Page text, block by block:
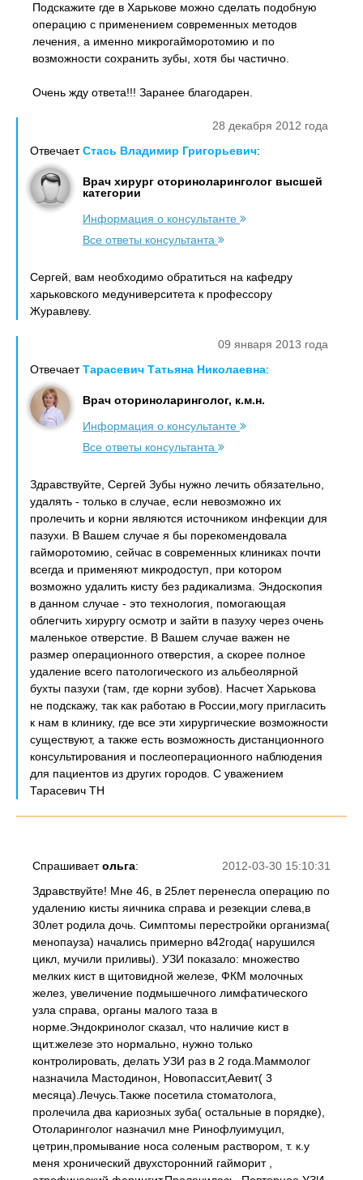
Подскажите где в Харькове можно сделать подобную
операцию с применением современных методов
лечения, а именно микрогайморотомию и по
возможности сохранить зубы, хотя бы частично.
Очень жду ответа!!! Заранее благодарен.
28 декабря 2012 года
ОтвечаетСтась Владимир Григорьевич:
Врач хирург оториноларинголог высшей
категории
Информация о консультанте
Все ответы консультанта
Сергей, вам необходимо обратиться на кафедру
харьковского медуниверситета к профессору
Журавлеву.
09 января 2013 года
ОтвечаетТарасевич Татьяна Николаевна:
Врач оториноларинголог, к.м.н.
Информация о консультанте
Все ответы консультанта
Здравствуйте, Сергей Зубы нужно лечить обязательно,
удалять - только в случае, если невозможно их
пролечить и корни являются источником инфекции для
пазухи. В Вашем случае я бы порекомендовала
гайморотомию, сейчас в современных клиниках почти
всегда и применяют микродоступ, при котором
возможно удалить кисту без радикализма. Эндоскопия
в данном случае - это технология, помогающая
облегчить хирургу осмотр и зайти в пазуху через очень
маленькое отверстие. В Вашем случае важен не
размер операционного отверстия, а скорее полное
удаление всего патологического из альбеолярной
бухты пазухи (там, где корни зубов). Насчет Харькова
не подскажу, так как работаю в России,могу пригласить
к нам в клинику, где все эти хирургические возможности
существуют, а также есть возможность дистанционного
консультирования и послеоперационного наблюдения
для пациентов из других городов. С уважением
Тарасевич ТН
2012-03-30 15:10:31
Спрашиваетольга:
Здравствуйте! Мне 46, в 25лет перенесла операцию по
удалению кисты яичника справа и резекции слева,в
30лет родила дочь. Симптомы перестройки организма(
менопауза) начались примерно в42года( нарушился
цикл, мучили приливы). УЗИ показало: множество
мелких кист в щитовидной железе, ФКМ молочных
желез, увеличение подмышечного лимфатического
узла справа, органы малого таза в
норме.Эндокринолог сказал, что наличие кист в
щит.железе это нормально, нужно только
контролировать, делать УЗИ раз в 2 года.Маммолог
назначила Мастодинон, Новопассит,Аевит( 3
месяца).Лечусь.Также посетила стоматолога,
пролечила два кариозных зуба( остальные в порядке),
Отоларинголог назначил мне Ринофлуимуцил,
цетрин,промывание носа соленым раствором, т. к.у
меня хронический двухсторонний гайморит ,